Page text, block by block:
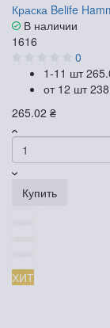
Краска Belife
В наличии
1616
0
1-11 шт
от 12 шт
265.02 ₴
Купить
ХИТ